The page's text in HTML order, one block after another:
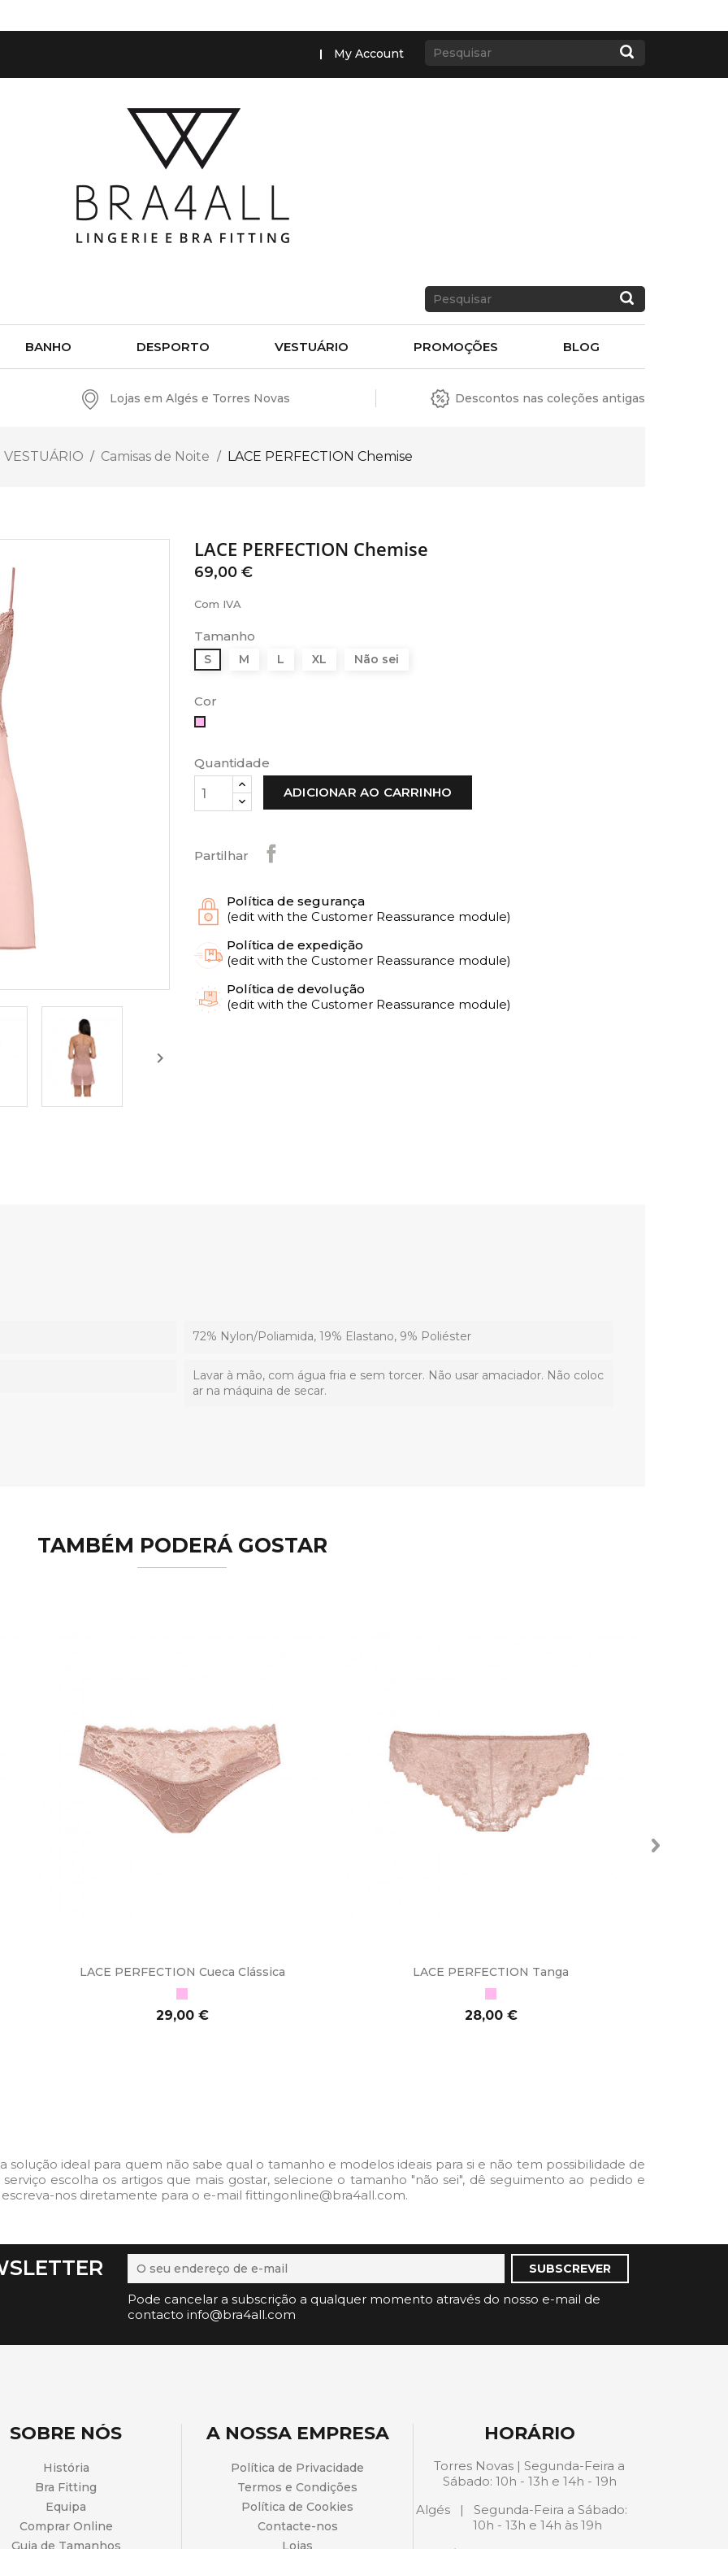
My Account
BANHO DESPORTO VESTUÁRIO PROMOÇÕES BLOG
Lojas em Algés e Torres Novas Descontos nas coleções antigas
VESTUÁRIO Camisas de Noite LACE PERFECTION Chemise

LACE PERFECTION Chemise
69,00 €
Com IVA
Tamanho
S M L XL Não sei
Cor
Rosa
Quantidade
ADICIONAR AO CARRINHO
Partilhar
Política de segurança
(edit with the Customer Reassurance module)
Política de expedição
(edit with the Customer Reassurance module)
Política de devolução
(edit with the Customer Reassurance module)
72% Nylon/Poliamida, 19% Elastano, 9% Poliéster
Lavar à mão, com água fria e sem torcer. Não usar amaciador. Não coloc
ar na máquina de secar.
TAMBÉM PODERÁ GOSTAR
LACE PERFECTION Cueca Clássica
Preço
29,00 €
LACE PERFECTION Tanga
Preço
28,00 €
solução ideal para quem não sabe qual o tamanho e modelos ideais para si e não tem possibilidade de
serviço escolha os artigos que mais gostar, selecione o tamanho "não sei", dê seguimento ao pedido e
nos diretamente para o e-mail fittingonline@bra4all.com.
Pode cancelar a subscrição a qualquer momento através do nosso e-mail de
contacto info@bra4all.com
SOBRE NÓS
História
Bra Fitting
Equipa
Comprar Online
Guia de Tamanhos
A NOSSA EMPRESA
Política de Privacidade
Termos e Condições
Política de Cookies
Contacte-nos
Lojas
HORÁRIO
Torres Novas | Segunda-Feira a
Sábado: 10h - 13h e 14h - 19h
Algés | Segunda-Feira a Sábado:
10h - 13h e 14h às 19h